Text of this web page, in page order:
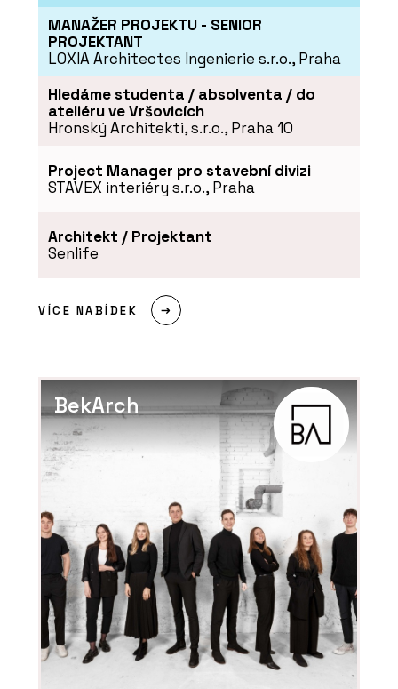
MANAŽER PROJEKTU - SENIOR
PROJEKTANT
LOXIA Architectes Ingenierie s.r.o., Praha
Hledáme studenta / absolventa / do
ateliéru ve Vršovicích
Hronský Architekti, s.r.o., Praha 10
Project Manager pro stavební divizi
STAVEX interiéry s.r.o., Praha
Architekt / Projektant
Senlife
VÍCE NABÍDEK
BekArch